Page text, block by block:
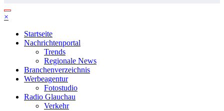
×
Startseite
Nachrichtenportal
Trends
Regionale News
Branchenverzeichnis
Werbeagentur
Fotostudio
Radio Glauchau
Verkehr